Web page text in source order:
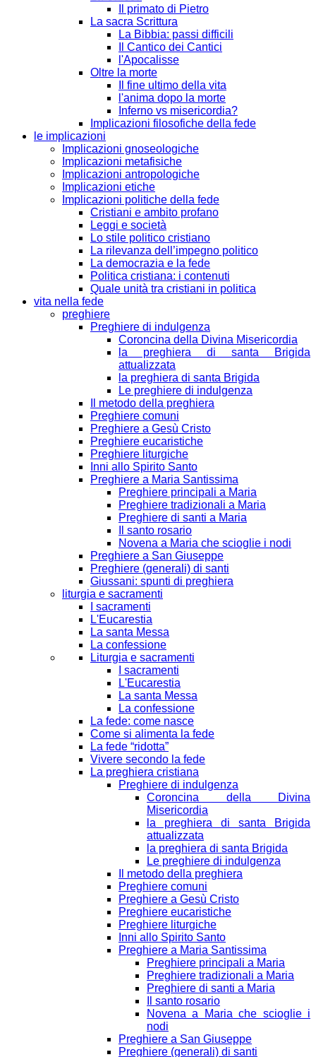
Il primato di Pietro
La sacra Scrittura
La Bibbia: passi difficili
Il Cantico dei Cantici
l'Apocalisse
Oltre la morte
Il fine ultimo della vita
l'anima dopo la morte
Inferno vs misericordia?
Implicazioni filosofiche della fede
le implicazioni
Implicazioni gnoseologiche
Implicazioni metafisiche
Implicazioni antropologiche
Implicazioni etiche
Implicazioni politiche della fede
Cristiani e ambito profano
Leggi e società
Lo stile politico cristiano
La rilevanza dell’impegno politico
La democrazia e la fede
Politica cristiana: i contenuti
Quale unità tra cristiani in politica
vita nella fede
preghiere
Preghiere di indulgenza
Coroncina della Divina Misericordia
la preghiera di santa Brigida
attualizzata
la preghiera di santa Brigida
Le preghiere di indulgenza
Il metodo della preghiera
Preghiere comuni
Preghiere a Gesù Cristo
Preghiere eucaristiche
Preghiere liturgiche
Inni allo Spirito Santo
Preghiere a Maria Santissima
Preghiere principali a Maria
Preghiere tradizionali a Maria
Preghiere di santi a Maria
Il santo rosario
Novena a Maria che scioglie i nodi
Preghiere a San Giuseppe
Preghiere (generali) di santi
Giussani: spunti di preghiera
liturgia e sacramenti
I sacramenti
L'Eucarestia
La santa Messa
La confessione
Liturgia e sacramenti
I sacramenti
L'Eucarestia
La santa Messa
La confessione
La fede: come nasce
Come si alimenta la fede
La fede “ridotta”
Vivere secondo la fede
La preghiera cristiana
Preghiere di indulgenza
Coroncina della Divina
Misericordia
la preghiera di santa Brigida
attualizzata
la preghiera di santa Brigida
Le preghiere di indulgenza
Il metodo della preghiera
Preghiere comuni
Preghiere a Gesù Cristo
Preghiere eucaristiche
Preghiere liturgiche
Inni allo Spirito Santo
Preghiere a Maria Santissima
Preghiere principali a Maria
Preghiere tradizionali a Maria
Preghiere di santi a Maria
Il santo rosario
Novena a Maria che scioglie i
nodi
Preghiere a San Giuseppe
Preghiere (generali) di santi